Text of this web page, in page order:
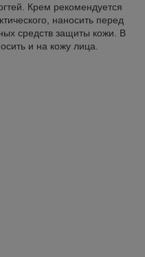
Крем рекомендуется
наносить перед
средств защиты кожи. В
и на кожу лица.